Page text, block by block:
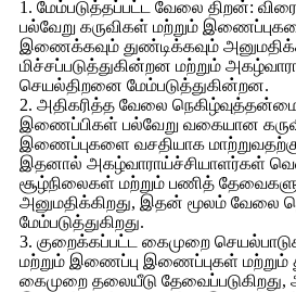
1. மேம்படுத்தப்பட்ட வேலை திறன்:
பல்வேறு கருவிகள் மற்றும்
இணைக்கவும் துண்டிக்கவும்
மிச்சப்படுத்துகின்றன மற்றும்
செயல்திறனை மேம்படுத்துகின்றன.
2. அதிகரித்த வேலை
இணைப்பிகள் பல்வேறு வகையான
இணைப்புகளை வசதியாக
இதனால் அகழ்வாராய்ச்சியாளர்கள்
சூழ்நிலைகள் மற்றும் பணித்
அனுமதிக்கிறது, இதன் மூலம் வேலை
மேம்படுத்துகிறது.
3. குறைக்கப்பட்ட கைமுறை
மற்றும் இணைப்பு இணைப்புகள் மற்றும்
கைமுறை தலையீடு